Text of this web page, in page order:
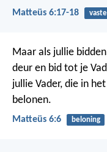
Matteüs 6:17-18
Maar als jullie
deur en bid tot je
jullie Vader, die in
belonen.
Matteüs 6:6 beloning